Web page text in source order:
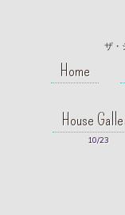
ザ・
Home
House
10/23